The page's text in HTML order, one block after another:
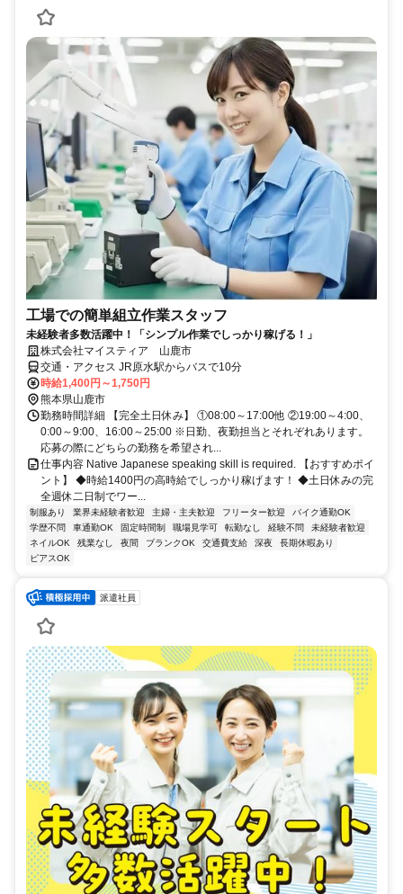
工場での簡単組立作業スタッフ
未経験者多数活躍中！「シンプル作業でしっかり稼げる！」
株式会社マイスティア 山鹿市
交通・アクセス JR原水駅からバスで10分
時給1,400円～1,750円
熊本県山鹿市
勤務時間詳細 【完全土日休み】 ①08:00～17:00他 ②19:00～4:00、
0:00～9:00、16:00～25:00 ※日勤、夜勤担当とそれぞれあります。
応募の際にどちらの勤務を希望され...
仕事内容 Native Japanese speaking skill is required. 【おすすめポイ
ント】 ◆時給1400円の高時給でしっかり稼げます！ ◆土日休みの完
全週休二日制でワー...
制服あり 業界未経験者歓迎 主婦・主夫歓迎 フリーター歓迎
バイク通勤OK
学歴不問
車通勤OK 固定時間制 職場見学可 転勤なし 経験不問
未経験者歓迎
ネイルOK
残業なし 夜間 ブランクOK 交通費支給 深夜
長期休暇あり
ピアスOK
派遣社員